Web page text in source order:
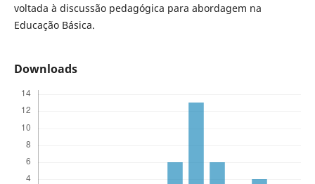
voltada à discussão pedagógica para abordagem na
Educação Básica.
Downloads